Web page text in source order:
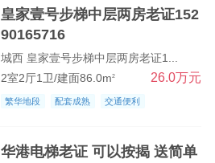
皇家壹号步梯中层两房老证152
90165716
城西 皇家壹号步梯中层两房老证1...
2室2厅1卫/建面86.0m2 26.0万元
繁华地段 配套成熟 交通便利
华港电梯老证 可以按揭 送简单